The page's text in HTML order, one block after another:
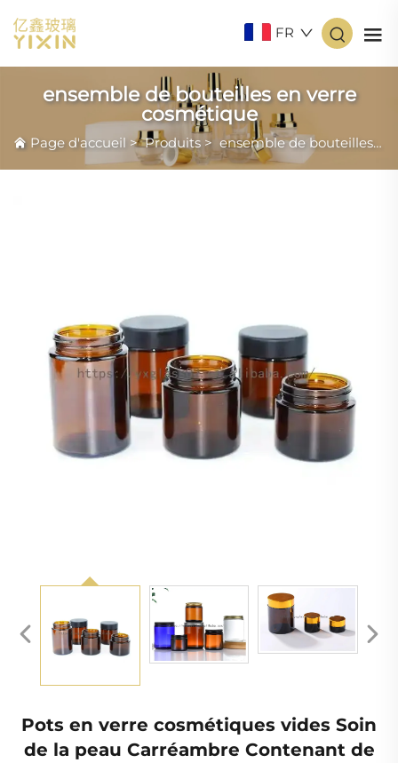
FR
ensemble de bouteilles en verre
cosmétique
Page d'accueil >Produits > ensemble de bouteilles en verre cosmétique
Pots en verre cosmétiques vides Soin
de la peau Carréambre Contenant de